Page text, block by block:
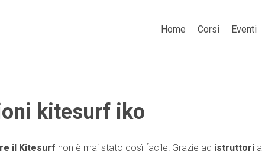
Home Corsi Eventi
kitesurf iko
il Kitesurf non è mai stato così facile! Grazie ad istruttori